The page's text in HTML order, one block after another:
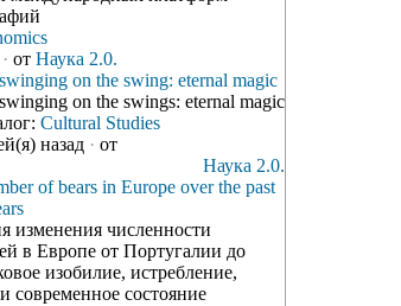
· от Наука 2.0.
on the swing: eternal magic
on the swings: eternal magic
Cultural Studies
назад · от
Наука 2.0.
of bears in Europe over the past
изменения численности
в Европе от Португалии до
изобилие, истребление,
современное состояние